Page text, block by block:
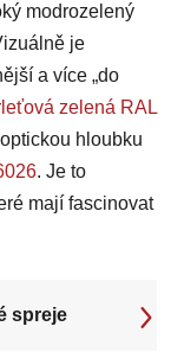
modrozelený
je
a více „do
zelená RAL
hloubku
. Je to
mají fascinovat
spreje